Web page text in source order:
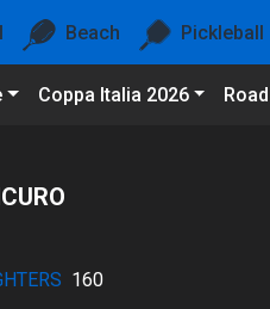
Beach Pickleball
Coppa Italia 2026
160